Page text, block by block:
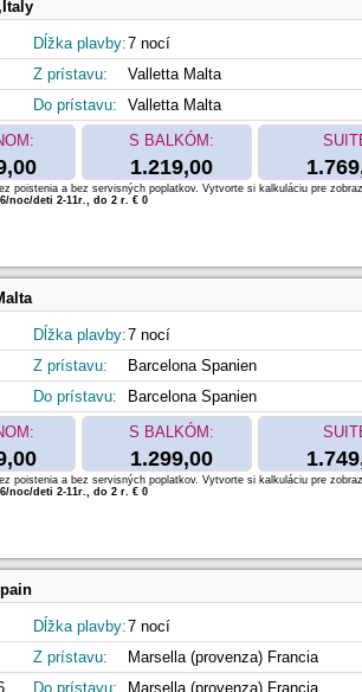
Dĺžka plavby:7 nocí
Z prístavu:
Valletta Malta
Do prístavu:
Valletta Malta
S BALKÓM:
1.219,00
poistenia a bez servisných poplatkov. Vytvorte si kalkuláciu pre
noc/deti 2-11r., do 2 r. € 0
Dĺžka plavby:7 nocí
Z prístavu:
Barcelona Spanien
Do prístavu:
Barcelona Spanien
S BALKÓM:
1.299,00
poistenia a bez servisných poplatkov. Vytvorte si kalkuláciu pre
noc/deti 2-11r., do 2 r. € 0
Dĺžka plavby:7 nocí
Z prístavu:
Marsella (provenza) Francia
Do prístavu:
Marsella (provenza) Francia